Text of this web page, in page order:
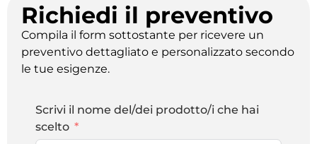
Richiedi il preventivo
Compila il form sottostante per ricevere un
preventivo dettagliato e personalizzato secondo
le tue esigenze.
Scrivi il nome del/dei prodotto/i che hai
scelto